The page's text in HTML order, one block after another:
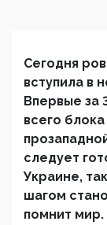
Сегодня
вступила в
Впервые за
всего
следует
Украине,
шагом
помнит